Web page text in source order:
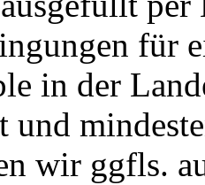
für
in der
und
wir ggfls.